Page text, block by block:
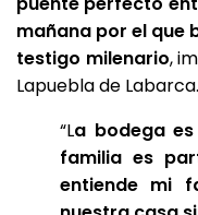
mañana por el que
testigo milenario,
Lapuebla de Labarca.
“La bodega
familia es
entiende mi